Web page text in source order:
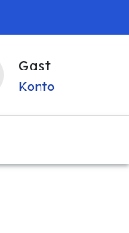
Gast
Konto